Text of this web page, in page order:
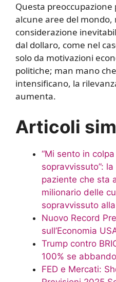
Questa
alcune aree del mondo,
considerazione
dal dollaro, come nel
solo da motivazioni
politiche; man mano
intensificano, la
aumenta.
Articoli
“Mi sento in
sopravvissuto”:
paziente che sta
milionario delle
sopravvissuto
Nuovo Record
sull’Economia
Trump contro
100% se
FED e Mercati: